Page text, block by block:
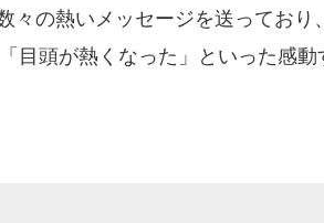
の熱いメッセージを送っており
目頭が熱くなった」といった感動